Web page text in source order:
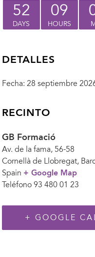
52
DAYS
09
HOURS
DETALLES
Fecha: 28 septiembre
RECINTO
GB Formació
Av. de la fama, 56-58
Cornellà de Llobregat,
Spain + Google Map
Teléfono 93 480 01 23
+ GOOGLE